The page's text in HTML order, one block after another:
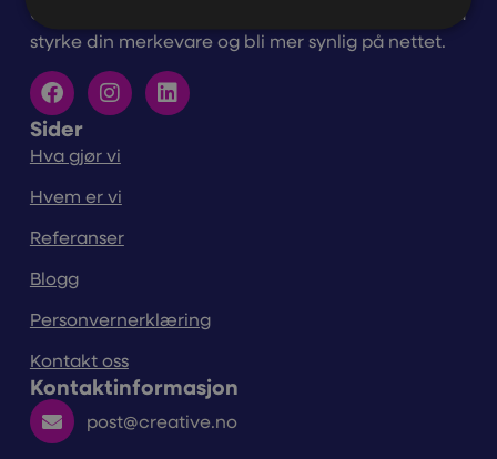
Gjennom våre tjenester får du det du trenger for å
styrke din merkevare og bli mer synlig på nettet.
Sider
Hva gjør vi
Hvem er vi
Referanser
Blogg
Personvernerklæring
Kontakt oss
Kontaktinformasjon
post@creative.no